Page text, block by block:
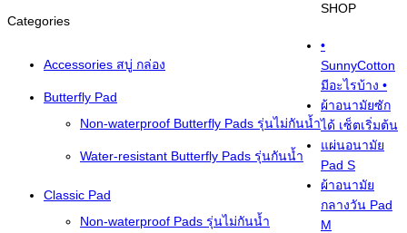
Categories
Accessories สบู่ กล่อง
Butterfly Pad
Non-waterproof Butterfly Pads รุ่นไม่กันน้ำ
Water-resistant Butterfly Pads รุ่นกันน้ำ
Classic Pad
Non-waterproof Pads รุ่นไม่กันน้ำ
SHOP
•
SunnyCotton
มีอะไรบ้าง •
ผ้าอนามัยซัก
ได้ เซ็ตเริ่มต้น
แผ่นอนามัย
Pad S
ผ้าอนามัย
กลางวัน Pad
M